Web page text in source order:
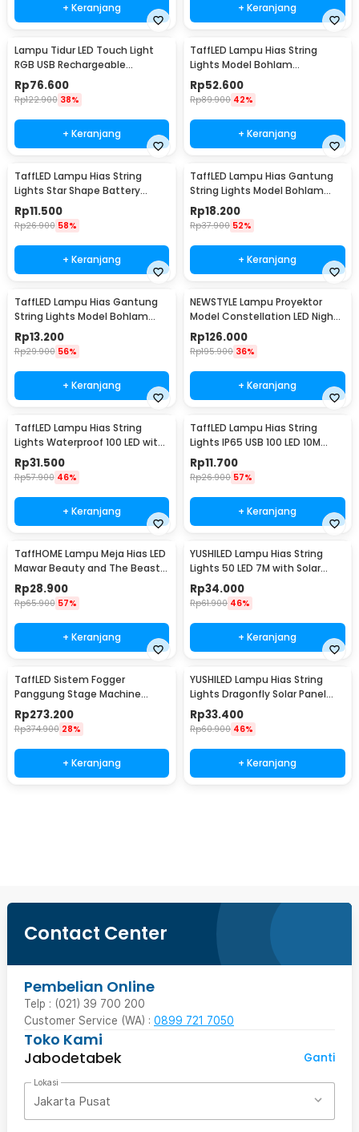
+ Keranjang + Keranjang
Lampu Tidur LED Touch Light
RGB USB Rechargeable
1500mAh 5V 3W - F8-1
Rp76.600
Rp122.900 38%
+ Keranjang
TaffLED Lampu Hias String
Lights Model Bohlam
Waterproof 20 LED 5M - PD039
Rp52.600
Rp89.900 42%
+ Keranjang
TaffLED Lampu Hias String
Lights Star Shape Battery
Power 20 LED 3M - 2G11
Rp11.500
Rp26.900 58%
+ Keranjang
TaffLED Lampu Hias Gantung
String Lights Model Bohlam
Mini Waterproof 6M - ZYD0931
Rp18.200
Rp37.900 52%
+ Keranjang
TaffLED Lampu Hias Gantung
String Lights Model Bohlam
Mini Waterproof 3M - ZYD0931
Rp13.200
Rp29.900 56%
+ Keranjang
NEWSTYLE Lampu Proyektor
Model Constellation LED Night
Light 3W 5V - NL-USB
Rp126.000
Rp195.900 36%
+ Keranjang
TaffLED Lampu Hias String
Lights Waterproof 100 LED with
Solar Panel - M071
Rp31.500
Rp57.900 46%
+ Keranjang
TaffLED Lampu Hias String
Lights IP65 USB 100 LED 10M
Warm White - TDC-01
Rp11.700
Rp26.900 57%
+ Keranjang
TaffHOME Lampu Meja Hias LED
Mawar Beauty and The Beast
Warm White - AC01
Rp28.900
Rp65.900 57%
+ Keranjang
YUSHILED Lampu Hias String
Lights 50 LED 7M with Solar
Panel - M072
Rp34.000
Rp61.900 46%
+ Keranjang
TaffLED Sistem Fogger
Panggung Stage Machine
Ejector with RGB LED - KY-
LED500
Rp273.200
Rp374.900 28%
+ Keranjang
YUSHILED Lampu Hias String
Lights Dragonfly Solar Panel
IP65 8 Modes 20 LED - M088
Rp33.400
Rp60.900 46%
+ Keranjang
Contact Center
Pembelian Online
Telp : (021) 39 700 200
Customer Service (WA) : 0899 721 7050
Toko Kami
Jabodetabek
Ganti
Lokasi
Jakarta Pusat